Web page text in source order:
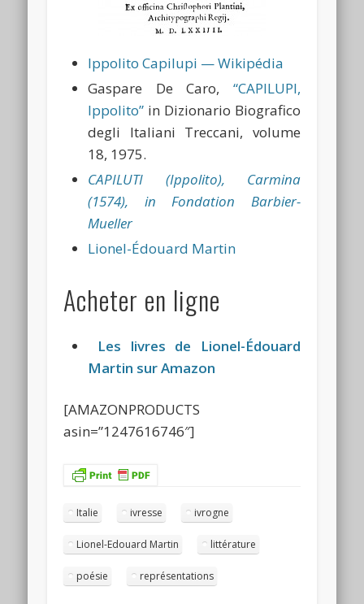
Ippolito Capilupi — Wikipédia
Gaspare De Caro, “CAPILUPI,
Ippolito” in Dizionario Biografico
degli Italiani Treccani, volume
18, 1975.
CAPILUTI (Ippolito), Carmina
(1574), in Fondation Barbier-
Mueller
Lionel-Édouard Martin
Acheter en ligne
Les livres de Lionel-Édouard
Martin sur Amazon
[AMAZONPRODUCTS
asin=”1247616746″]
Italie ivresse ivrogne
Lionel-Edouard Martin littérature
poésie représentations